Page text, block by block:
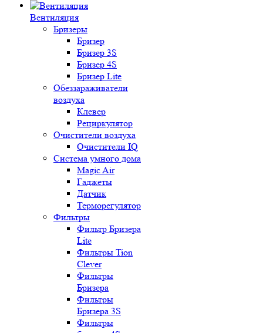
Вентиляция
Бризеры
Бризер
Бризер 3S
Бризер 4S
Бризер Lite
Обеззараживатели
воздуха
Клевер
Рециркулятор
Очистители воздуха
Очистители IQ
Система умного дома
Magic Air
Гаджеты
Датчик
Терморегулятор
Фильтры
Фильтр Бризера
Lite
Фильтры Tion
Clever
Фильтры
Бризера
Фильтры
Бризера 3S
Фильтры